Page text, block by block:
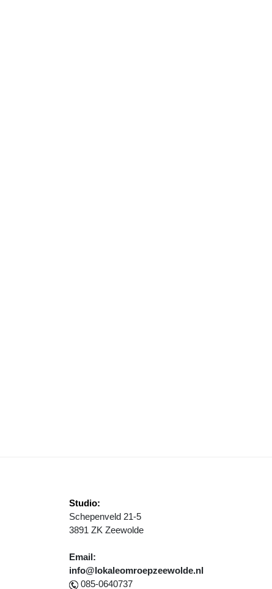
EN BEVERS IN HET HORSTERWOLD
Studio:
Schepenveld 21-5
3891 ZK Zeewolde
Email:
info@lokaleomroepzeewolde.nl
085-0640737